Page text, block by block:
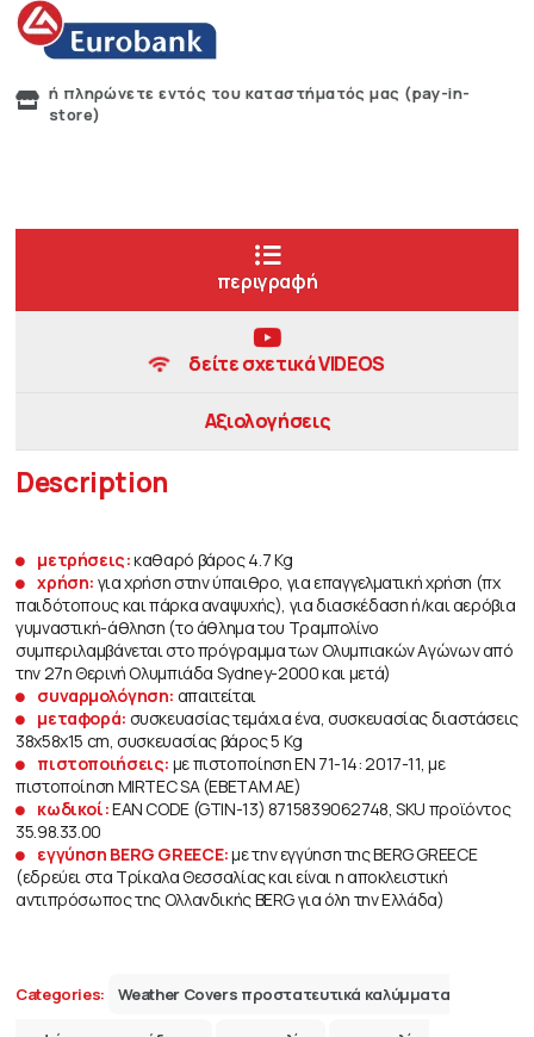
ή πληρώνετε εντός του καταστήματός μας (pay-in-
store)
περιγραφή
δείτε σχετικά VIDEOS
Αξιολογήσεις
Description
μετρήσεις:καθαρό βάρος 4.7 Kg
χρήση: για χρήση στην ύπαιθρο, για επαγγελματική χρήση (πχ
παιδότοπους και πάρκα αναψυχής), για διασκέδαση ή/και αερόβια
γυμναστική-άθληση (το άθλημα του Τραμπολίνο
συμπεριλαμβάνεται στο πρόγραμμα των Ολυμπιακών Aγώνων από
την 27η Θερινή Ολυμπιάδα Sydney-2000 και μετά)
συναρμολόγηση: απαιτείται
μεταφορά: συσκευασίας τεμάχια ένα, συσκευασίας διαστάσεις
38x58x15 cm, συσκευασίας βάρος 5 Kg
πιστοποιήσεις: με πιστοποίηση ΕΝ 71-14: 2017-11, με
πιστοποίηση MIRTEC SA (ΕΒΕΤΑΜ ΑΕ)
κωδικοί:EAN CODE (GTIN-13) 8715839062748, SKU προϊόντος
35.98.33.00
εγγύηση BERG GREECE:με την εγγύηση της BERG GREECE
(εδρεύει στα Τρίκαλα Θεσσαλίας και είναι η αποκλειστική
αντιπρόσωπος της Ολλανδικής BERG για όλη την Ελλάδα)
Categories: Weather Covers προστατευτικά καλύμματα